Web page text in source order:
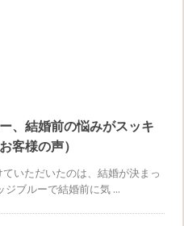
、結婚前の悩みがスッキ
客様の声）
いただいたのは、結婚が決まっ
ジブルーで結婚前に気 ...